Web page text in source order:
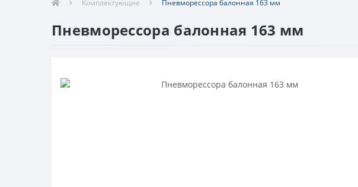
Комплектующие Пневморессора балонная 163 мм
Пневморессора балонная 163 мм